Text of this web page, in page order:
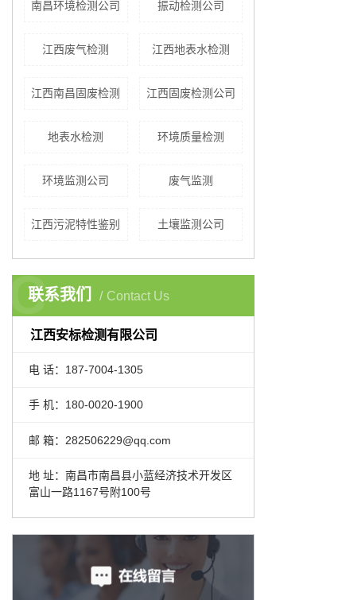
南昌环境检测公司 振动检测公司
江西废气检测 江西地表水检测
江西南昌固废检测 江西固废检测公司
地表水检测 环境质量检测
环境监测公司 废气监测
江西污泥特性鉴别 土壤监测公司
联系我们 Contact Us
C
江西安标检测有限公司
电 话：187-7004-1305
手 机：180-0020-1900
邮 箱：282506229@qq.com
地 址：南昌市南昌县小蓝经济技术开发区
富山一路1167号附100号